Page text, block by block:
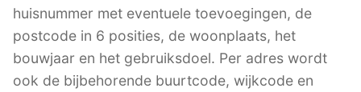
huisnummer met eventuele toevoegingen, de
postcode in 6 posities, de woonplaats, het
bouwjaar en het gebruiksdoel. Per adres wordt
ook de bijbehorende buurtcode, wijkcode en